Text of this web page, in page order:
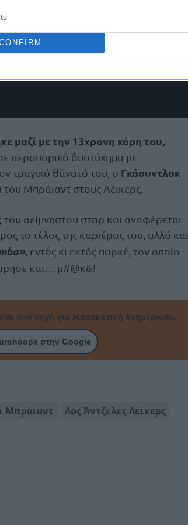
μαζί με την 13χρονη κόρη του,
αεροπορικό δυστύχημα με
τραγικό θάνατό του, ο Γκάουντλοκ
του Μπράιαντ στους Λέικερς.
του αείμνηστου σταρ και αναφέρεται
το τέλος της καριέρας του, αλλά και
, εντός κι εκτός παρκέ, τον οποίο
και… μ#@κ&!
σου πηγή για Μπασκετική Ενημέρωση.
στην Google
Μπράιαντ Λος Άντζελες Λέικερς